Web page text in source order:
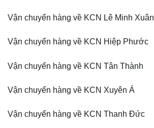
Vận chuyển hàng về KCN Lê Minh Xuân
Vận chuyển hàng về KCN Hiệp Phước
Vận chuyển hàng về KCN Tân Thành
Vận chuyển hàng về KCN Xuyên Á
Vận chuyển hàng về KCN Thanh Đức